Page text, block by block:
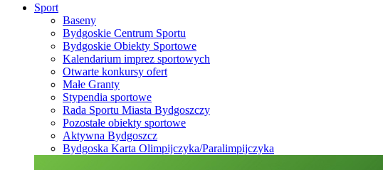
Sport
Baseny
Bydgoskie Centrum Sportu
Bydgoskie Obiekty Sportowe
Kalendarium imprez sportowych
Otwarte konkursy ofert
Małe Granty
Stypendia sportowe
Rada Sportu Miasta Bydgoszczy
Pozostałe obiekty sportowe
Aktywna Bydgoszcz
Bydgoska Karta Olimpijczyka/Paralimpijczyka